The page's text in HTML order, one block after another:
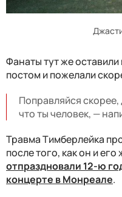
Фанаты тут же
постом и пожелали
Поправляйся скорее,
что ты человек, —
Травма Тимберлейка
после того, как он и
отпраздновали 12-ю
концерте в Монреале.